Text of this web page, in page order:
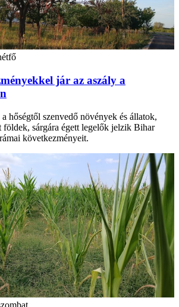
jár az aszály a
hőségtől szenvedő növények és állatok,
földek, sárgára égett legelők jelzik Bihar
következményeit.